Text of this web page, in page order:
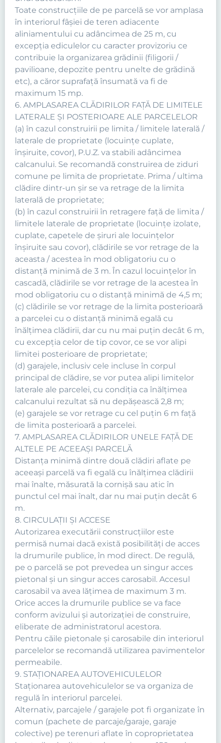
Toate construcţiile de pe parcelă se vor amplasa
în interiorul fâşiei de teren adiacente
aliniamentului cu adâncimea de 25 m, cu
excepţia ediculelor cu caracter provizoriu ce
contribuie la organizarea grădinii (filigorii /
pavilioane, depozite pentru unelte de grădină
etc), a căror suprafaţă însumată va fi de
maximum 15 mp.
6. AMPLASAREA CLĂDIRILOR FAŢĂ DE LIMITELE
LATERALE ŞI POSTERIOARE ALE PARCELELOR
(a) în cazul construirii pe limita / limitele laterală /
laterale de proprietate (locuinţe cuplate,
înşiruite, covor), P.U.Z. va stabili adâncimea
calcanului. Se recomandă construirea de ziduri
comune pe limita de proprietate. Prima / ultima
clădire dintr-un şir se va retrage de la limita
laterală de proprietate;
(b) în cazul construirii în retragere faţă de limita /
limitele laterale de proprietate (locuinţe izolate,
cuplate, capetele de şiruri ale locuinţelor
înşiruite sau covor), clădirile se vor retrage de la
aceasta / acestea în mod obligatoriu cu o
distanţă minimă de 3 m. În cazul locuinţelor în
cascadă, clădirile se vor retrage de la acestea în
mod obligatoriu cu o distanţă minimă de 4,5 m;
(c) clădirile se vor retrage de la limita posterioară
a parcelei cu o distanţă minimă egală cu
înălţimea clădirii, dar cu nu mai puţin decât 6 m,
cu excepţia celor de tip covor, ce se vor alipi
limitei posterioare de proprietate;
(d) garajele, inclusiv cele incluse în corpul
principal de clădire, se vor putea alipi limitelor
laterale ale parcelei, cu condiţia ca înălţimea
calcanului rezultat să nu depăşească 2,8 m;
(e) garajele se vor retrage cu cel puţin 6 m faţă
de limita posterioară a parcelei.
7. AMPLASAREA CLĂDIRILOR UNELE FAŢĂ DE
ALTELE PE ACEEAŞI PARCELĂ
Distanţa minimă dintre două clădiri aflate pe
aceeaşi parcelă va fi egală cu înălţimea clădirii
mai înalte, măsurată la cornişă sau atic în
punctul cel mai înalt, dar nu mai puţin decât 6
m.
8. CIRCULAŢII ŞI ACCESE
Autorizarea executării construcţiilor este
permisă numai dacă există posibilităţi de acces
la drumurile publice, în mod direct. De regulă,
pe o parcelă se pot prevedea un singur acces
pietonal şi un singur acces carosabil. Accesul
carosabil va avea lăţimea de maximum 3 m.
Orice acces la drumurile publice se va face
conform avizului şi autorizaţiei de construire,
eliberate de administratorul acestora.
Pentru căile pietonale şi carosabile din interiorul
parcelelor se recomandă utilizarea pavimentelor
permeabile.
9. STAŢIONAREA AUTOVEHICULELOR
Staţionarea autovehiculelor se va organiza de
regulă în interiorul parcelei.
Alternativ, parcajele / garajele pot fi organizate în
comun (pachete de parcaje/garaje, garaje
colective) pe terenuri aflate în coproprietatea